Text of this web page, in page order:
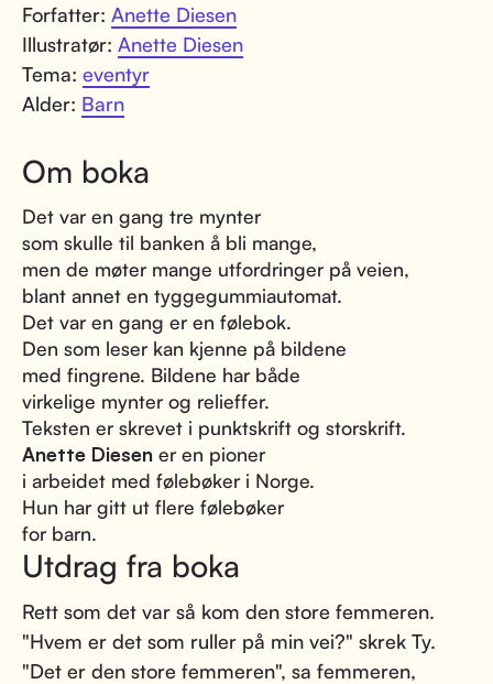
Forfatter: Anette Diesen
Illustratør: Anette Diesen
Tema: eventyr
Alder: Barn
Om boka
Det var en gang tre mynter
som skulle til banken å bli mange,
men de møter mange utfordringer på veien,
blant annet en tyggegummiautomat.
Det var en gang er en følebok.
Den som leser kan kjenne på bildene
med fingrene. Bildene har både
virkelige mynter og relieffer.
Teksten er skrevet i punktskrift og storskrift.
Anette Diesen er en pioner
i arbeidet med følebøker i Norge.
Hun har gitt ut flere følebøker
for barn.
Utdrag fra boka
Rett som det var så kom den store femmeren.
"Hvem er det som ruller på min vei?" skrek Ty.
"Det er den store femmeren", sa femmeren,